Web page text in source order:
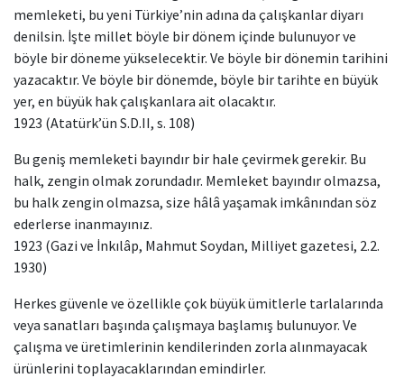
memleketi, bu yeni Türkiye’nin adına da çalışkanlar diyarı
denilsin. İşte millet böyle bir dönem içinde bulunuyor ve
böyle bir döneme yükselecektir. Ve böyle bir dönemin tarihini
yazacaktır. Ve böyle bir dönemde, böyle bir tarihte en büyük
yer, en büyük hak çalışkanlara ait olacaktır.
1923 (Atatürk’ün S.D.II, s. 108)
Bu geniş memleketi bayındır bir hale çevirmek gerekir. Bu
halk, zengin olmak zorundadır. Memleket bayındır olmazsa,
bu halk zengin olmazsa, size hâlâ yaşamak imkânından söz
ederlerse inanmayınız.
1923 (Gazi ve İnkılâp, Mahmut Soydan, Milliyet gazetesi, 2.2.
1930)
Herkes güvenle ve özellikle çok büyük ümitlerle tarlalarında
veya sanatları başında çalışmaya başlamış bulunuyor. Ve
çalışma ve üretimlerinin kendilerinden zorla alınmayacak
ürünlerini toplayacaklarından emindirler.